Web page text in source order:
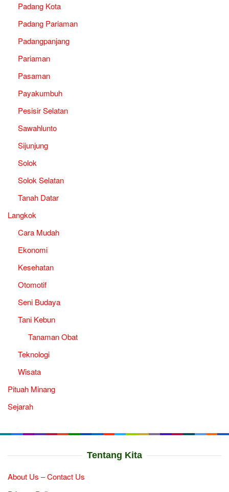
Padang Kota
Padang Pariaman
Padangpanjang
Pariaman
Pasaman
Payakumbuh
Pesisir Selatan
Sawahlunto
Sijunjung
Solok
Solok Selatan
Tanah Datar
Langkok
Cara Mudah
Ekonomi
Kesehatan
Otomotif
Seni Budaya
Tani Kebun
Tanaman Obat
Teknologi
Wisata
Pituah Minang
Sejarah
Tentang Kita
About Us – Contact Us